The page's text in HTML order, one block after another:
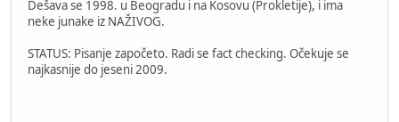
Dešava se 1998. u Beogradu i na Kosovu (Prokletije), i ima
neke junake iz NAŽIVOG.
STATUS: Pisanje započeto. Radi se fact checking. Očekuje se
najkasnije do jeseni 2009.